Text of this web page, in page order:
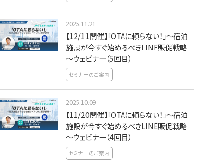
2025.11.21
【12/11開催】「OTAに頼らない！」～宿泊
施設が今すぐ始めるべきLINE販促戦略
～ウェビナー（5回目）
セミナーのご案内
2025.10.09
【11/20開催】「OTAに頼らない！」～宿泊
施設が今すぐ始めるべきLINE販促戦略
～ウェビナー（4回目）
セミナーのご案内